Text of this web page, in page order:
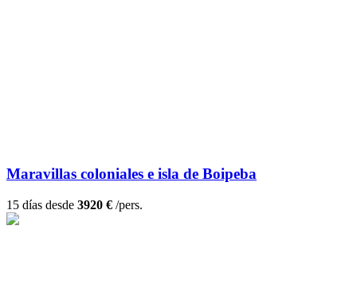
Maravillas coloniales e isla de Boipeba
15 días desde 3920 € /pers.